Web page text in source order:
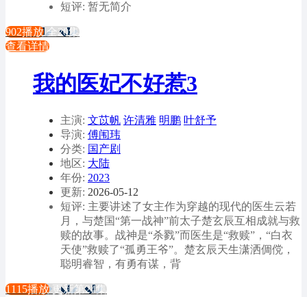
短评: 暂无简介
902播放 全20集
查看详情
我的医妃不好惹3
主演: 文苡帆 许清雅 明鹏 叶舒予
导演: 傅闱玮
分类: 国产剧
地区: 大陆
年份: 2023
更新: 2026-05-12
短评: 主要讲述了女主作为穿越的现代的医生云若
月，与楚国“第一战神”前太子楚玄辰互相成就与救
赎的故事。战神是“杀戮”而医生是“救赎”，“白衣
天使”救赎了“孤勇王爷”。楚玄辰天生潇洒倜傥，
聪明睿智，有勇有谋，背
1115播放 更新第24集